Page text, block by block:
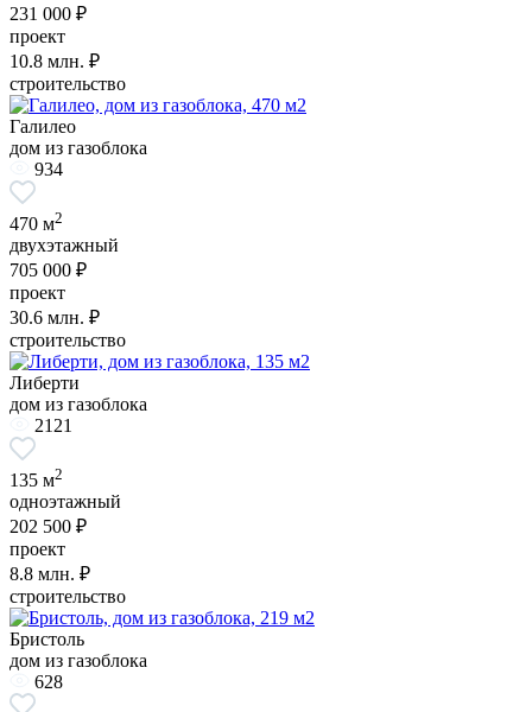
231 000 ₽
проект
10.8 млн. ₽
строительство
Галилео
дом из газоблока
934
470 м2
двухэтажный
705 000 ₽
проект
30.6 млн. ₽
строительство
Либерти
дом из газоблока
2121
135 м2
одноэтажный
202 500 ₽
проект
8.8 млн. ₽
строительство
Бристоль
дом из газоблока
628